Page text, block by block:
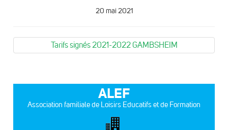
20 mai 2021
Tarifs signés 2021-2022 GAMBSHEIM
ALEF
Association familiale de Loisirs Educatifs et de Formation